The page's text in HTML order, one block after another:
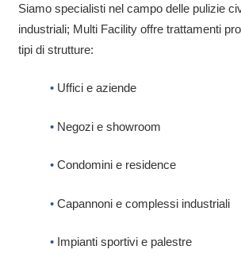
Siamo specialisti nel campo delle pulizie
industriali; Multi Facility offre trattamenti
tipi di strutture:
•Uffici e aziende
•Negozi e showroom
•Condomini e residence
•Capannoni e complessi industriali
•Impianti sportivi e palestre